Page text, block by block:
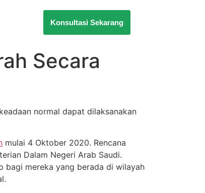
Konsultasi Sekarang
Secara
normal dapat dilaksanakan
mulai 4 Oktober 2020. Rencana
Dalam Negeri Arab Saudi.
bagi mereka yang berada di wilayah